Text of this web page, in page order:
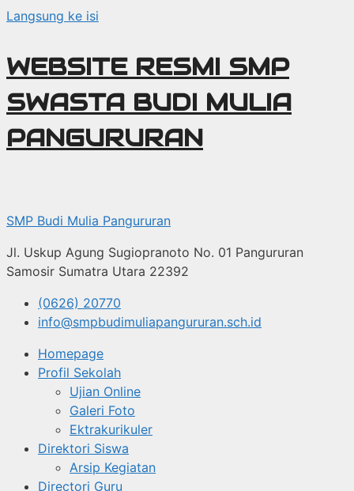
Langsung ke isi
WEBSITE RESMI SMP
SWASTA BUDI MULIA
PANGURURAN
SMP Budi Mulia Pangururan
Jl. Uskup Agung Sugiopranoto No. 01 Pangururan
Samosir Sumatra Utara 22392
(0626) 20770
info@smpbudimuliapangururan.sch.id
Homepage
Profil Sekolah
Ujian Online
Galeri Foto
Ektrakurikuler
Direktori Siswa
Arsip Kegiatan
Directori Guru